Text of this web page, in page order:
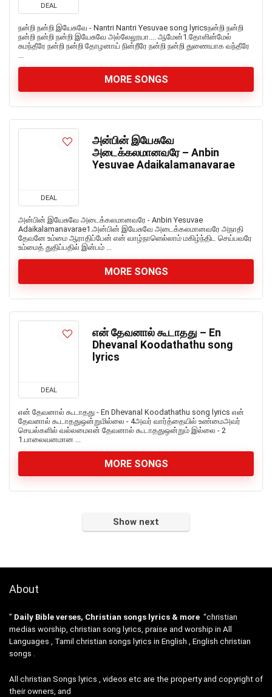
DEAL
நன்றி நன்றி இயேசுவே - Nantri Nantri Yesuvae song lyricsநன்றி நன்றி
நன்றி நன்றி நன்றி இயேசுவே அல்லேலூயா.... ஆமேன்1.தோளின்மேல்
சுமந்தீரே நன்றி நன்றி தோழனாய் நின்றீரே நன்றி நன்றி துணையாக வந்தீரே
...
MORE SONGS
DEAL
அன்பின் இயேசுவே
அடைக்கலமானவரே – Anbin
Yesuvae Adaikalamanavarae
அன்பின் இயேசுவே அடைக்கலமானவரே - Anbin Yesuvae
Adaikalamanavarae1.அன்பின் இயேசுவே அடைக்கலமானவரே அநாதி
தேவனே உம்மை ஆராதிப்பேன் என் வாழ்நாளெல்லாம் மகிழ்ந்திட செய்பவரே
உம்மைத் துதிப்பதில் இன்பம் ...
MORE SONGS
DEAL
என் தேவனால் கூடாதது – En
Dhevanal Koodathathu song
lyrics
என் தேவனால் கூடாதது - En Dhevanal Koodathathu song lyrics என்
தேவனால் கூடாததுஒன்றுமில்லை - 4அவர் வார்த்தையில் உண்மைஅவர்
செயல்களில் வல்லமைஎன் தேவனால் கூடாததுஒன்றும் இல்லை - 2
1.பாலைவனமான ...
MORE SONGS
Show next
About
” Daily Bible verses, Christian songs lyrics & more “christian
medias worship, christian song lyrics, praise and worship in All
Languages , Tamil christian songs lyrics in English , English christian
songs .
All christian Songs lyrics , videos etc are the property and copyright of
their owners, and